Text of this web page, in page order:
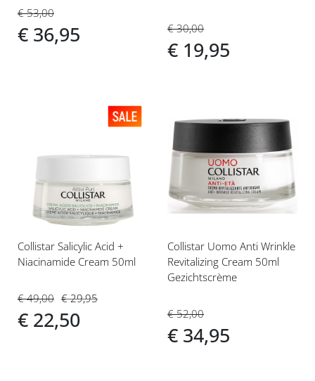
€ 53,00
€ 36,95 € 30,00
€ 19,95
verlanglijst
Collistar Salicylic Acid +
Niacinamide Cream 50ml
€ 49,00
€ 22,50
€ 29,95
toe
aan
verlanglijst
Collistar Uomo Anti Wrinkle
Revitalizing Cream 50ml
Gezichtscrème
€ 52,00
€ 34,95